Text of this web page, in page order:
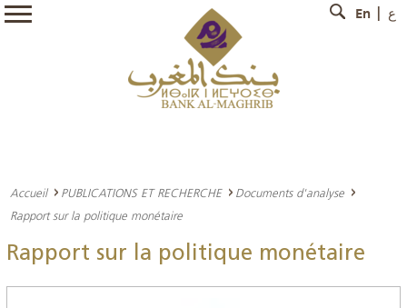
En ع
Accueil PUBLICATIONS ET RECHERCHE
Documents d'analyse
Rapport sur la politique monétaire
Rapport sur la politique monétaire